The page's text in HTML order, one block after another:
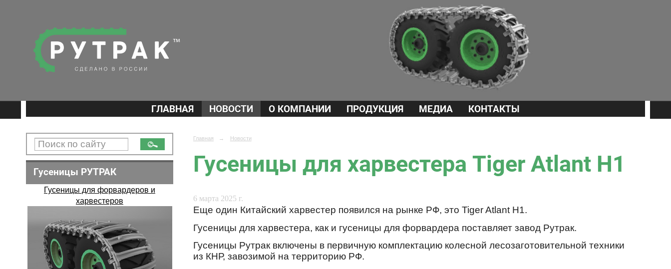
ГЛАВНАЯ НОВОСТИ О КОМПАНИИ ПРОДУКЦИЯ МЕДИА КОНТАКТЫ
Гусеницы РУТРАК
Гусеницы для форвардеров и
харвестеров
Главная → Новости
Гусеницы для харвестера Tiger Atlant H1
6 марта 2025 г.
Еще один Китайский харвестер появился на рынке РФ, это Tiger Atlant H1.
Гусеницы для харвестера, как и гусеницы для форвардера поставляет завод Рутрак.
Гусеницы Рутрак включены в первичную комплектацию колесной лесозаготовительной техники
из КНР, завозимой на территорию РФ.